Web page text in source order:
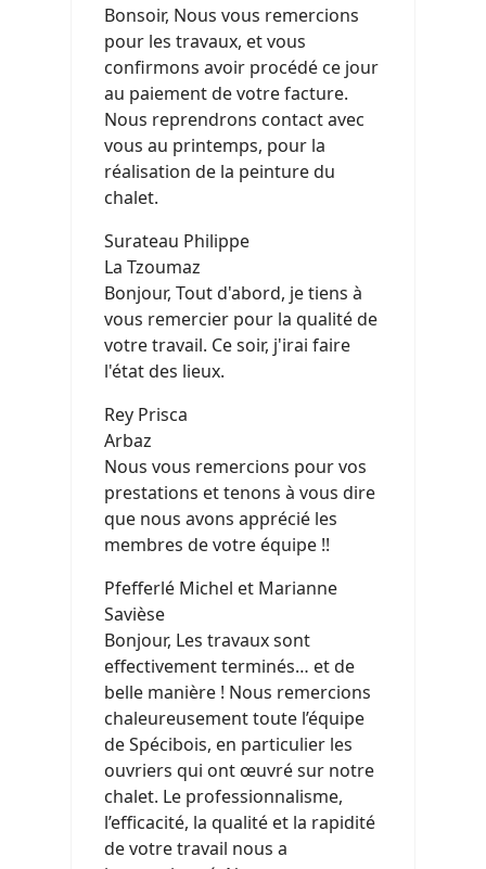
Bonsoir, Nous vous remercions
pour les travaux, et vous
confirmons avoir procédé ce jour
au paiement de votre facture.
Nous reprendrons contact avec
vous au printemps, pour la
réalisation de la peinture du
chalet.
Surateau Philippe
La Tzoumaz
Bonjour, Tout d'abord, je tiens à
vous remercier pour la qualité de
votre travail. Ce soir, j'irai faire
l'état des lieux.
Rey Prisca
Arbaz
Nous vous remercions pour vos
prestations et tenons à vous dire
que nous avons apprécié les
membres de votre équipe !!
Pfefferlé Michel et Marianne
Savièse
Bonjour, Les travaux sont
effectivement terminés… et de
belle manière ! Nous remercions
chaleureusement toute l’équipe
de Spécibois, en particulier les
ouvriers qui ont œuvré sur notre
chalet. Le professionnalisme,
l’efficacité, la qualité et la rapidité
de votre travail nous a